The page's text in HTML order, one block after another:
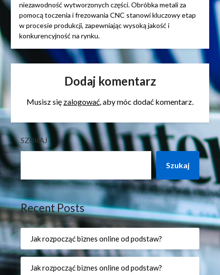
niezawodność wytworzonych części. Obróbka metali za
pomocą toczenia i frezowania CNC stanowi kluczowy etap
w procesie produkcji, zapewniając wysoką jakość i
konkurencyjność na rynku.
Dodaj komentarz
Musisz się zalogować, aby móc dodać komentarz.
SZUKAJ
Szukaj
Recent Posts
Jak rozpocząć biznes online od podstaw?
Jak rozpocząć biznes online od podstaw?